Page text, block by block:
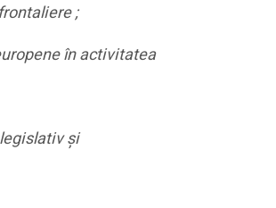
;
în activitatea
şi